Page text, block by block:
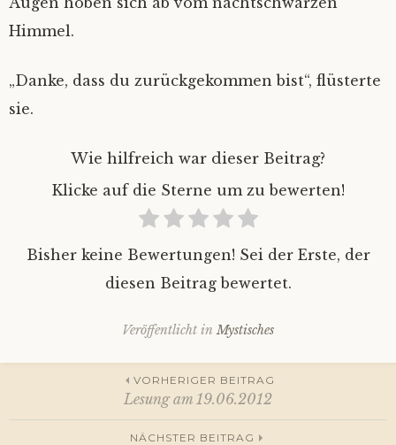
Himmel.
„Danke, dass du zurückgekommen bist“, flüsterte
sie.
Wie hilfreich war dieser Beitrag?
Klicke auf die Sterne um zu bewerten!
Bisher keine Bewertungen! Sei der Erste, der
diesen Beitrag bewertet.
Veröffentlicht in Mystisches
Beitrags-VORHERIGER BEITRAG
Lesung am 19.06.2012
NÄCHSTER BEITRAG